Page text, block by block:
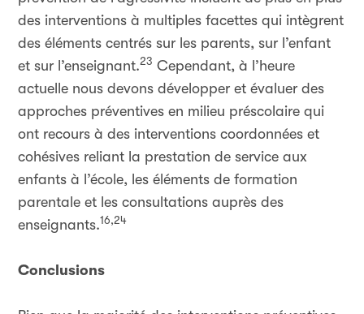
des interventions à multiples facettes qui intègrent
des éléments centrés sur les parents, sur l’enfant
et sur l’enseignant.23 Cependant, à l’heure
actuelle nous devons développer et évaluer des
approches préventives en milieu préscolaire qui
ont recours à des interventions coordonnées et
cohésives reliant la prestation de service aux
enfants à l’école, les éléments de formation
parentale et les consultations auprès des
enseignants.16,24
Conclusions